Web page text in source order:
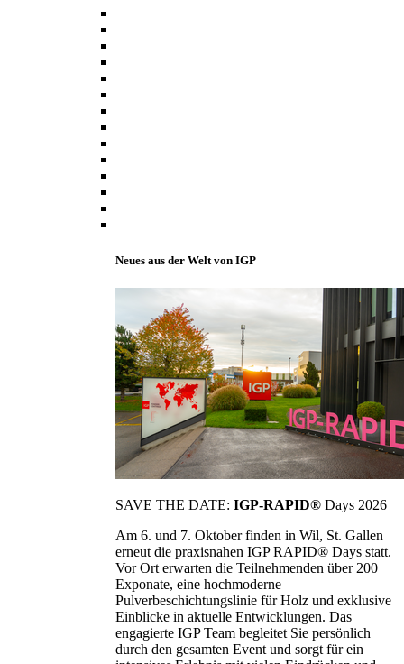
Neues aus der Welt von IGP
SAVE THE DATE: IGP-RAPID® Days 2026
Am 6. und 7. Oktober finden in Wil, St. Gallen
erneut die praxisnahen IGP RAPID® Days statt.
Vor Ort erwarten die Teilnehmenden über 200
Exponate, eine hochmoderne
Pulverbeschichtungslinie für Holz und exklusive
Einblicke in aktuelle Entwicklungen. Das
engagierte IGP Team begleitet Sie persönlich
durch den gesamten Event und sorgt für ein